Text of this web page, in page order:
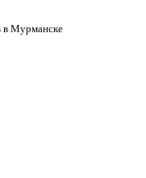
в Мурманске